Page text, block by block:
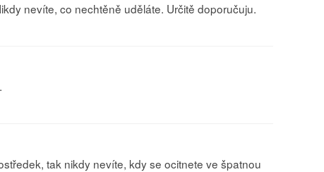
nevíte, co nechtěně uděláte. Určitě doporučuju.
tak nikdy nevíte, kdy se ocitnete ve špatnou